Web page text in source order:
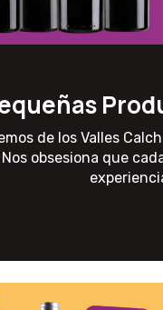
de los Valles
obsesiona que